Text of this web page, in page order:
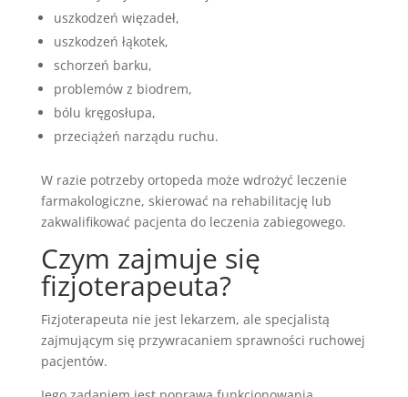
uszkodzeń więzadeł,
uszkodzeń łąkotek,
schorzeń barku,
problemów z biodrem,
bólu kręgosłupa,
przeciążeń narządu ruchu.
W razie potrzeby ortopeda może wdrożyć leczenie
farmakologiczne, skierować na rehabilitację lub
zakwalifikować pacjenta do leczenia zabiegowego.
Czym zajmuje się
fizjoterapeuta?
Fizjoterapeuta nie jest lekarzem, ale specjalistą
zajmującym się przywracaniem sprawności ruchowej
pacjentów.